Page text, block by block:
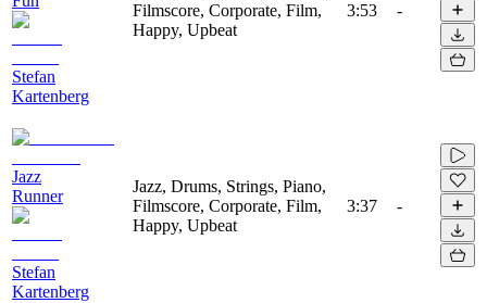
Stefan
Kartenberg
Filmscore, Corporate, Film,
Happy, Upbeat
3:53 -
Jazz
Runner
Stefan
Kartenberg
Jazz, Drums, Strings, Piano,
Filmscore, Corporate, Film,
Happy, Upbeat
3:37 -